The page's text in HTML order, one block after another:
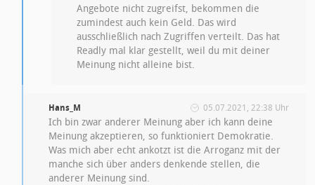
Angebote nicht zugreifst, bekommen die
zumindest auch kein Geld. Das wird
ausschließlich nach Zugriffen verteilt. Das hat
Readly mal klar gestellt, weil du mit deiner
Meinung nicht alleine bist.
Hans_M 05.07.2021, 22:38 Uhr
Ich bin zwar anderer Meinung aber ich kann deine
Meinung akzeptieren, so funktioniert Demokratie.
Was mich aber echt ankotzt ist die Arroganz mit der
manche sich über anders denkende stellen, die
anderer Meinung sind.